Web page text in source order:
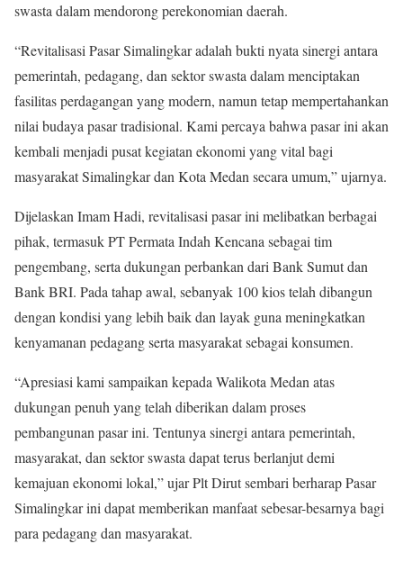
swasta dalam mendorong perekonomian daerah.
“Revitalisasi Pasar Simalingkar adalah bukti nyata sinergi antara
pemerintah, pedagang, dan sektor swasta dalam menciptakan
fasilitas perdagangan yang modern, namun tetap mempertahankan
nilai budaya pasar tradisional. Kami percaya bahwa pasar ini akan
kembali menjadi pusat kegiatan ekonomi yang vital bagi
masyarakat Simalingkar dan Kota Medan secara umum,” ujarnya.
Dijelaskan Imam Hadi, revitalisasi pasar ini melibatkan berbagai
pihak, termasuk PT Permata Indah Kencana sebagai tim
pengembang, serta dukungan perbankan dari Bank Sumut dan
Bank BRI. Pada tahap awal, sebanyak 100 kios telah dibangun
dengan kondisi yang lebih baik dan layak guna meningkatkan
kenyamanan pedagang serta masyarakat sebagai konsumen.
“Apresiasi kami sampaikan kepada Walikota Medan atas
dukungan penuh yang telah diberikan dalam proses
pembangunan pasar ini. Tentunya sinergi antara pemerintah,
masyarakat, dan sektor swasta dapat terus berlanjut demi
kemajuan ekonomi lokal,” ujar Plt Dirut sembari berharap Pasar
Simalingkar ini dapat memberikan manfaat sebesar-besarnya bagi
para pedagang dan masyarakat.